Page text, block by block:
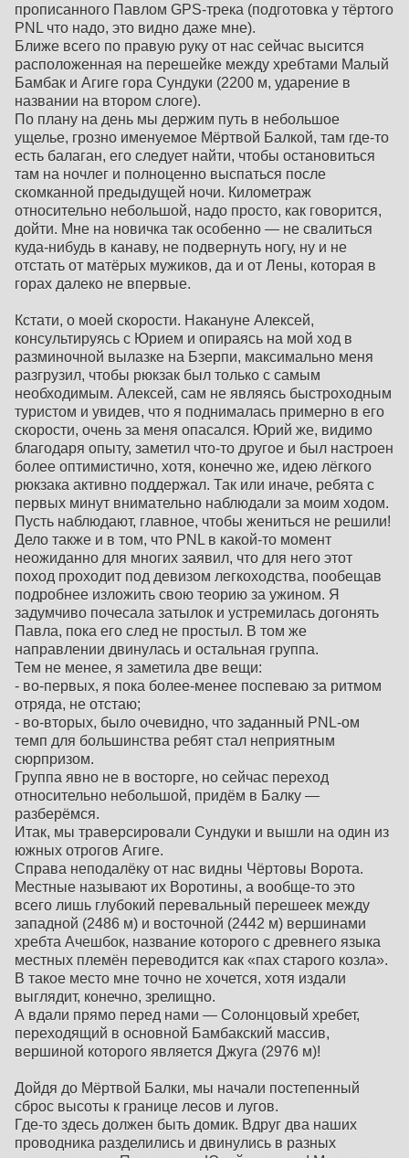
прописанного Павлом GPS-трека (подготовка у тёртого
PNL что надо, это видно даже мне).
Ближе всего по правую руку от нас сейчас высится
расположенная на перешейке между хребтами Малый
Бамбак и Агиге гора Сундуки (2200 м, ударение в
названии на втором слоге).
По плану на день мы держим путь в небольшое
ущелье, грозно именуемое Мёртвой Балкой, там где-то
есть балаган, его следует найти, чтобы остановиться
там на ночлег и полноценно выспаться после
скомканной предыдущей ночи. Километраж
относительно небольшой, надо просто, как говорится,
дойти. Мне на новичка так особенно — не свалиться
куда-нибудь в канаву, не подвернуть ногу, ну и не
отстать от матёрых мужиков, да и от Лены, которая в
горах далеко не впервые.
Кстати, о моей скорости. Накануне Алексей,
консультируясь с Юрием и опираясь на мой ход в
разминочной вылазке на Бзерпи, максимально меня
разгрузил, чтобы рюкзак был только с самым
необходимым. Алексей, сам не являясь быстроходным
туристом и увидев, что я поднималась примерно в его
скорости, очень за меня опасался. Юрий же, видимо
благодаря опыту, заметил что-то другое и был настроен
более оптимистично, хотя, конечно же, идею лёгкого
рюкзака активно поддержал. Так или иначе, ребята с
первых минут внимательно наблюдали за моим ходом.
Пусть наблюдают, главное, чтобы жениться не решили!
Дело также и в том, что PNL в какой-то момент
неожиданно для многих заявил, что для него этот
поход проходит под девизом легкоходства, пообещав
подробнее изложить свою теорию за ужином. Я
задумчиво почесала затылок и устремилась догонять
Павла, пока его след не простыл. В том же
направлении двинулась и остальная группа.
Тем не менее, я заметила две вещи:
- во-первых, я пока более-менее поспеваю за ритмом
отряда, не отстаю;
- во-вторых, было очевидно, что заданный PNL-ом
темп для большинства ребят стал неприятным
сюрпризом.
Группа явно не в восторге, но сейчас переход
относительно небольшой, придём в Балку —
разберёмся.
Итак, мы траверсировали Сундуки и вышли на один из
южных отрогов Агиге.
Справа неподалёку от нас видны Чёртовы Ворота.
Местные называют их Воротины, а вообще-то это
всего лишь глубокий перевальный перешеек между
западной (2486 м) и восточной (2442 м) вершинами
хребта Ачешбок, название которого с древнего языка
местных племён переводится как «пах старого козла».
В такое место мне точно не хочется, хотя издали
выглядит, конечно, зрелищно.
А вдали прямо перед нами — Солонцовый хребет,
переходящий в основной Бамбакский массив,
вершиной которого является Джуга (2976 м)!
Дойдя до Мёртвой Балки, мы начали постепенный
сброс высоты к границе лесов и лугов.
Где-то здесь должен быть домик. Вдруг два наших
проводника разделились и двинулись в разных